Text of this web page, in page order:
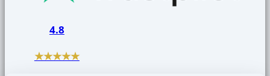
4.8
★★★★★